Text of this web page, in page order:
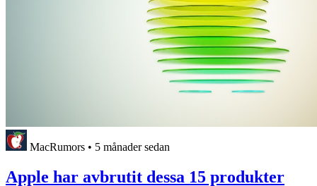
MacRumors • 5 månader sedan
Apple har avbrutit dessa 15 produkter